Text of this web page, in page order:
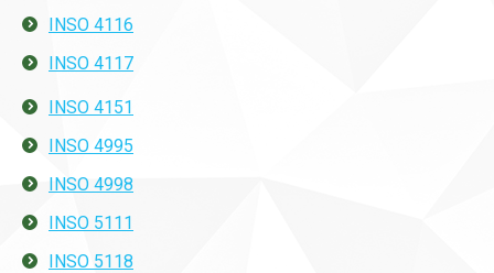
INSO 4116
INSO 4117
INSO 4151
INSO 4995
INSO 4998
INSO 5111
INSO 5118